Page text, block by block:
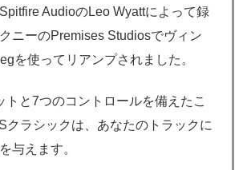
AudioのLeo Wyattによって録
ニーのPremises Studiosでヴィン
を使ってリアンプされました。
トと7つのコントロールを備えたこ
クラシックは、あなたのトラックに
与えます。